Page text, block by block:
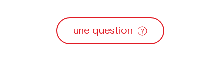
une question